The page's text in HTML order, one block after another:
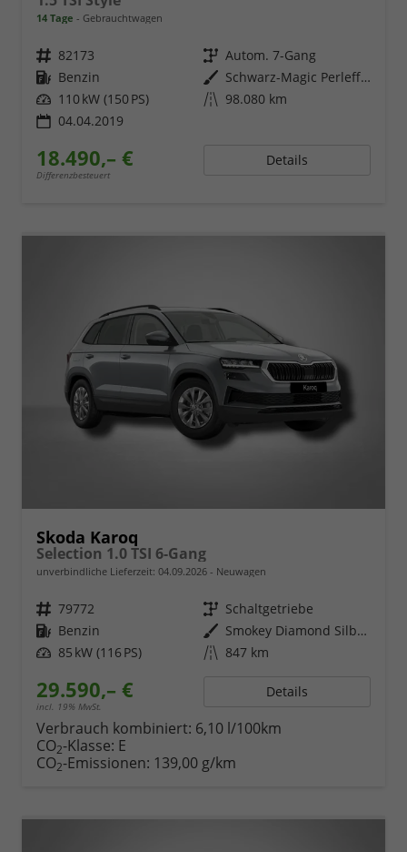
14 Tage Gebrauchtwagen
Fahrzeugnr. 82173 Getriebe Autom. 7-Gang
Kraftstoff Benzin Außenfarbe
Schwarz-Magic Perleffekt
Leistung 110 kW (150 PS) Kilometerstand 98.080 km
04.04.2019
18.490,– €
Differenzbesteuert
Details
Skoda Karoq
Selection 1.0 TSI 6-Gang
unverbindliche Lieferzeit: 04.09.2026 Neuwagen
Fahrzeugnr. 79772 Getriebe Schaltgetriebe
Kraftstoff Benzin Außenfarbe
Smokey Diamond Silber Metallic
Leistung 85 kW (116 PS) Kilometerstand 847 km
29.590,– €
incl. 19% MwSt.
Details
Verbrauch kombiniert: 6,10 l/100km
CO2-Klasse: E
CO2-Emissionen: 139,00 g/km